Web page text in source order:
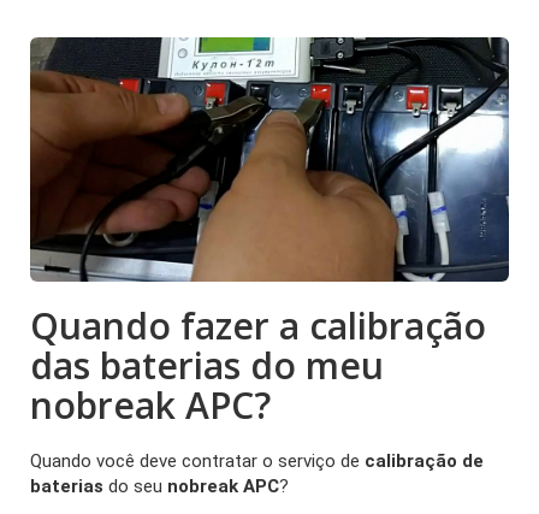
Quando fazer a calibração
das baterias do meu
nobreak APC?
Quando você deve contratar o serviço de calibração de
baterias do seu nobreak APC?